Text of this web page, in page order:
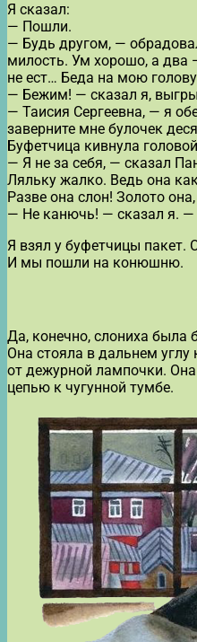
Я сказал:
— Пошли.
— Будь другом, —
милость. Ум хорошо, а два
не ест… Беда на мою
— Бежим! — сказал я,
— Таисия Сергеевна, — я
заверните мне булочек
Буфетчица кивнула
— Я не за себя, — сказал
Ляльку жалко. Ведь она
Разве она слон! Золото
— Не канючь! — сказал я.
Я взял у буфетчицы пакет.
И мы пошли на конюшню.
Да, конечно, слониха была
Она стояла в дальнем
от дежурной лампочки.
цепью к чугунной тумбе.